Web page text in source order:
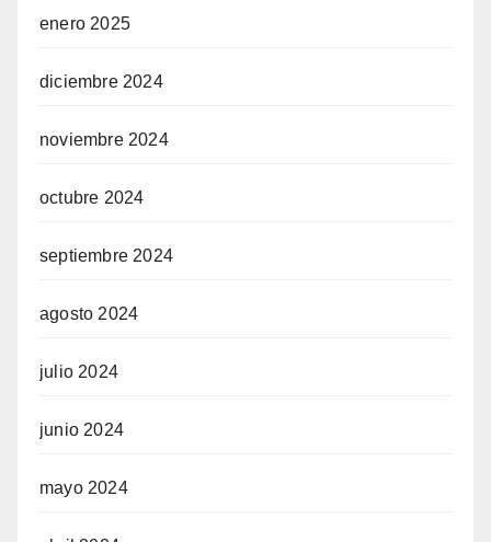
enero 2025
diciembre 2024
noviembre 2024
octubre 2024
septiembre 2024
agosto 2024
julio 2024
junio 2024
mayo 2024